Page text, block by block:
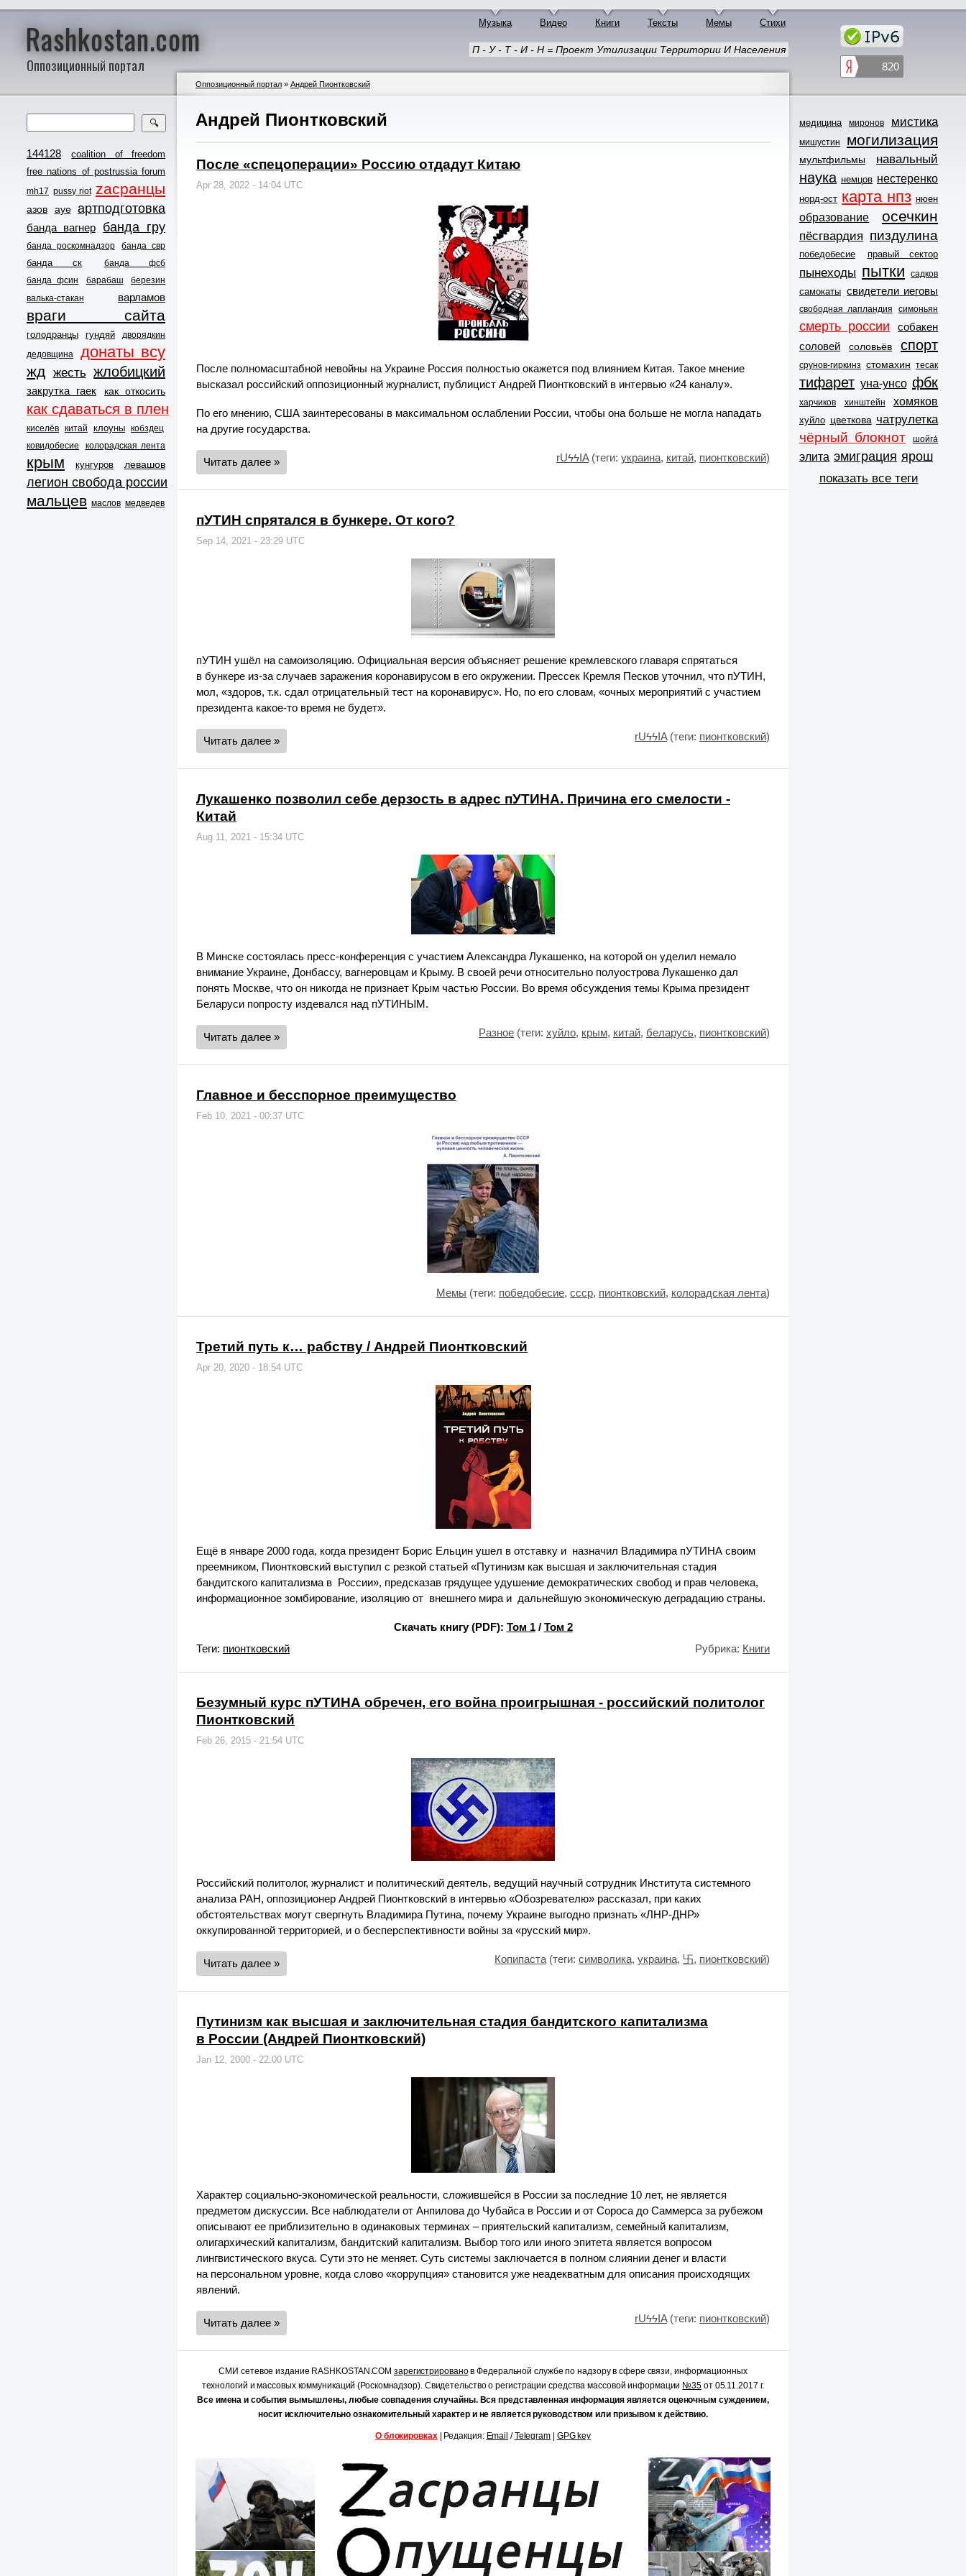
Rashkostan.com
Оппозиционный портал
Музыка Видео Книги Тексты Мемы Стихи
🔍
144128
coalition of freedom
free nations of postrussia forum
mh17 pussy riot zасранцы
азов ауе артподготовка
банда вагнер банда гру
банда роскомнадзор банда свр
банда ск
банда фсб
банда фсин
барабаш
березин
валька-стакан
варламов
враги сайта
голодранцы гундяй
дворядкин
дедовщина
донаты всу
жд жесть жлобицкий
закрутка гаек как откосить
как сдаваться в плен
киселёв китай клоуны кобздец
ковидобесие
колорадская лента
крым кунгуров левашов
легион свобода россии
мальцев маслов медведев
П - У - Т - И - Н = Проект Утилизации Территории И Населения
Оппозиционный портал » Андрей Пионтковский
Андрей Пионтковский
После «спецоперации» Россию отдадут Китаю
Apr 28, 2022 - 14:04 UTC
После полномасштабной невойны на Украине Россия полностью окажется под влиянием Китая. Такое мнение
высказал российский оппозиционный журналист, публицист Андрей Пионтковский в интервью «24 каналу».
По его мнению, США заинтересованы в максимальном ослаблении России, чтобы она больше не могла нападать
на другие государства.
Читать далее » rUϟϟIA(теги: украина, китай, пионтковский)
пУТИН спрятался в бункере. От кого?
Sep 14, 2021 - 23:29 UTC
пУТИН ушёл на самоизоляцию. Официальная версия объясняет решение кремлевского главаря спрятаться
в бункере из-за случаев заражения коронавирусом в его окружении. Прессек Кремля Песков уточнил, что пУТИН,
мол, «здоров, т.к. сдал отрицательный тест на коронавирус». Но, по его словам, «очных мероприятий с участием
президента какое-то время не будет».
Читать далее » rUϟϟIA(теги: пионтковский)
Лукашенко позволил себе дерзость в адрес пУТИНА. Причина его смелости -
Китай
Aug 11, 2021 - 15:34 UTC
В Минске состоялась пресс-конференция с участием Александра Лукашенко, на которой он уделил немало
внимание Украине, Донбассу, вагнеровцам и Крыму. В своей речи относительно полуострова Лукашенко дал
понять Москве, что он никогда не признает Крым частью России. Во время обсуждения темы Крыма президент
Беларуси попросту издевался над пУТИНЫМ.
Читать далее » Разное (теги: хуйло, крым, китай, беларусь, пионтковский)
Главное и бесспорное преимущество
Feb 10, 2021 - 00:37 UTC
Мемы (теги: победобесие, ссср, пионтковский, колорадская лента)
Третий путь к… рабству / Андрей Пионтковский
Apr 20, 2020 - 18:54 UTC
Ещё в январе 2000 года, когда президент Борис Ельцин ушел в отставку и назначил Владимира пУТИНА своим
преемником, Пионтковский выступил с резкой статьей «Путинизм как высшая и заключительная стадия
бандитского капитализма в России», предсказав грядущее удушение демократических свобод и прав человека,
информационное зомбирование, изоляцию от внешнего мира и дальнейшую экономическую деградацию страны.
Скачать книгу (PDF): Том 1/ Том 2
Теги: пионтковский Рубрика: Книги
Безумный курс пУТИНА обречен, его война проигрышная - российский политолог
Пионтковский
Feb 26, 2015 - 21:54 UTC
Российский политолог, журналист и политический деятель, ведущий научный сотрудник Института системного
анализа РАН, оппозиционер Андрей Пионтковский в интервью «Обозревателю» рассказал, при каких
обстоятельствах могут свергнуть Владимира Путина, почему Украине выгодно признать «ЛНР-ДНР»
оккупированной территорией, и о бесперспективности войны за «русский мир».
Читать далее » Копипаста(теги: символика, украина, 卐, пионтковский)
Путинизм как высшая и заключительная стадия бандитского капитализма
в России (Андрей Пионтковский)
Jan 12, 2000 - 22:00 UTC
Характер социально-экономической реальности, сложившейся в России за последние 10 лет, не является
предметом дискуссии. Все наблюдатели от Анпилова до Чубайса в России и от Сороса до Саммерса за рубежом
описывают ее приблизительно в одинаковых терминах – приятельский капитализм, семейный капитализм,
олигархический капитализм, бандитский капитализм. Выбор того или иного эпитета является вопросом
лингвистического вкуса. Сути это не меняет. Суть системы заключается в полном слиянии денег и власти
на персональном уровне, когда слово «коррупция» становится уже неадекватным для описания происходящих
явлений.
Читать далее » rUϟϟIA(теги: пионтковский)
СМИ сетевое издание RASHKOSTAN.COMзарегистрированов Федеральной службе по надзору в сфере связи, информационных
технологий и массовых коммуникаций (Роскомнадзор). Свидетельство о регистрации средства массовой информации №35от 05.11.2017 г.
Все имена и события вымышлены, любые совпадения случайны. Вся представленная информация является оценочным суждением,
носит исключительно ознакомительный характер и не является руководством или призывом к действию.
О блокировках| Редакция: Email /Telegram| GPG key
медицина миронов мистика
мишустин могилизация
мультфильмы навальный
наука немцов нестеренко
норд-ост карта нпз нюен
образование осечкин
пёсгвардия пиздулина
победобесие правый сектор
пынеходы пытки садков
самокаты свидетели иеговы
свободная лапландия симоньян
смерть россии
собакен
соловей
соловьёв спорт
срунов-гиркинз стомахин тесак
тифарет уна-унсо фбк
харчиков хинштейн хомяков
хуйло цветкова чатрулетка
чёрный блокнот шойга́
элита эмиграция ярош
показать все теги